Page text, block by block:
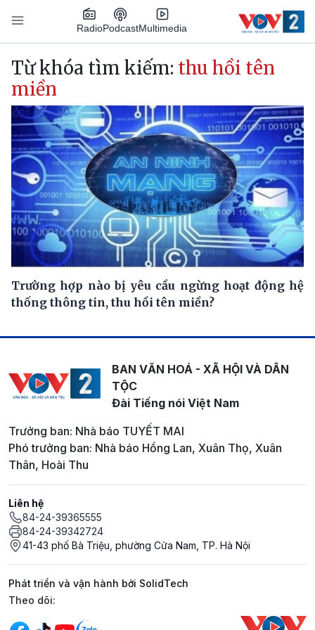
Nhảy đến nội dung
RadioPodcastMultimedia
Main navigation
Từ khóa tìm kiếm: thu hồi tên
miền
Trường hợp nào bị yêu cầu ngừng hoạt động hệ
thống thông tin, thu hồi tên miền?
BAN VĂN HOÁ - XÃ HỘI VÀ DÂN
TỘC
Đài Tiếng nói Việt Nam
Trưởng ban: Nhà báo TUYẾT MAI
Phó trưởng ban: Nhà báo Hồng Lan, Xuân Thọ, Xuân
Thân, Hoài Thu
Liên hệ
84-24-39365555
84-24-39342724
41-43 phố Bà Triệu, phường Cửa Nam, TP. Hà Nội
Phát triển và vận hành bởi SolidTech
Mạng xã hội
Theo dõi: